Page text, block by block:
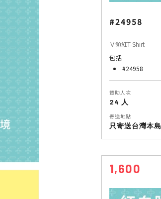
#24958
Ｖ領紅T-Shirt
包括
#24958
贊助人次
24 人
寄送地點
只寄送台灣本島
1,600